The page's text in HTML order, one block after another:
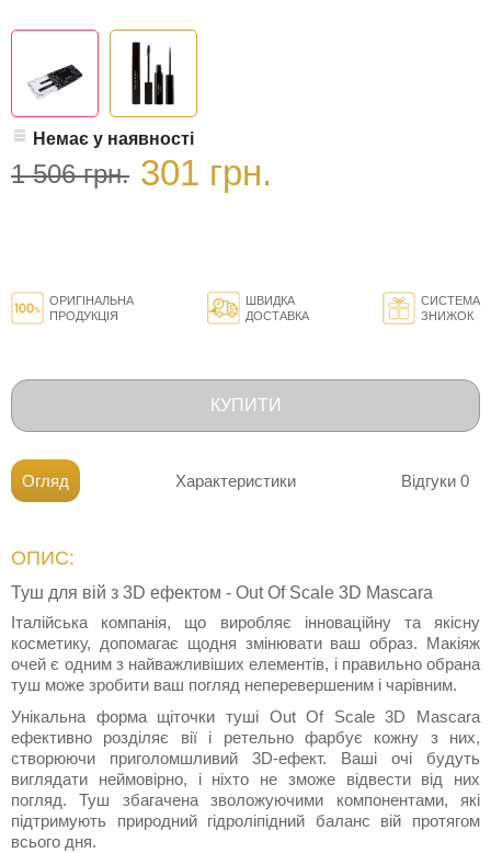
Немає у наявності
1 506 грн. 301 грн.
ОРИГІНАЛЬНА
ПРОДУКЦІЯ
ШВИДКА
ДОСТАВКА
СИСТЕМА
ЗНИЖОК
КУПИТИ
Огляд Характеристики Відгуки 0
ОПИС:
Туш для вій з 3D ефектом - Out Of Scale 3D Mascara
Італійська компанія, що виробляє інноваційну та якісну
косметику, допомагає щодня змінювати ваш образ. Макіяж
очей є одним з найважливіших елементів, і правильно обрана
туш може зробити ваш погляд неперевершеним і чарівним.
Унікальна форма щіточки туші Out Of Scale 3D Mascara
ефективно розділяє вії і ретельно фарбує кожну з них,
створюючи приголомшливий 3D-ефект. Ваші очі будуть
виглядати неймовірно, і ніхто не зможе відвести від них
погляд. Туш збагачена зволожуючими компонентами, які
підтримують природний гідроліпідний баланс вій протягом
всього дня.